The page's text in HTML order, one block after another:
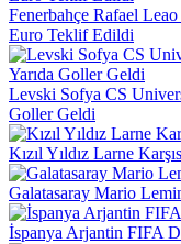
Fenerbahçe Rafael
Euro Teklif Edildi
Levski Sofya CS
Goller Geldi
Kızıl Yıldız Larne
Galatasaray Mario
İspanya Arjantin FIFA